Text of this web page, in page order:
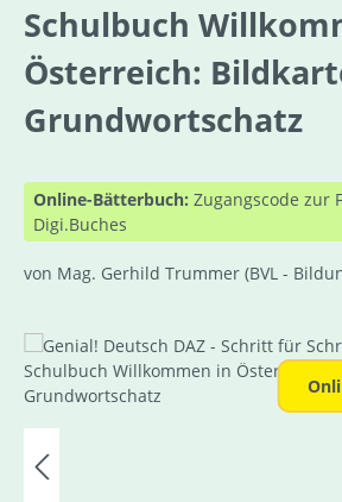
Schulbuch
Österreich:
Grundwortschatz
Online-Bätterbuch: Zugangscode zur
Digi.Buches
von Mag. Gerhild Trummer (BVL -
Bildergalerie überspringen